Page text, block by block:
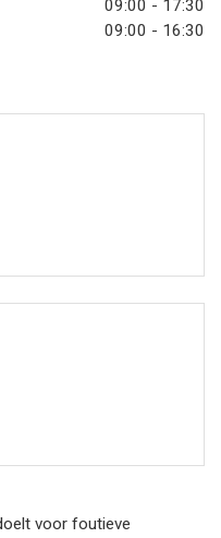
09:00 - 17:30
09:00 - 16:30
voor foutieve